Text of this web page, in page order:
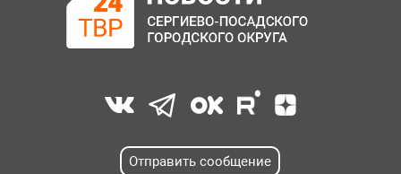
Отправить сообщение